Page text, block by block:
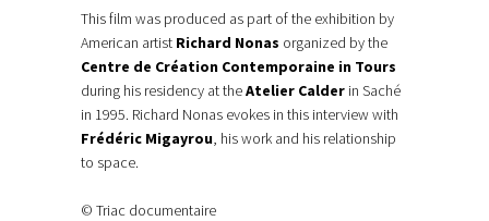
This film was produced as part of the exhibition by
American artist Richard Nonas organized by the
Centre de Création Contemporaine in Tours
during his residency at theAtelier Calder in Saché
in 1995. Richard Nonas evokes in this interview with
Frédéric Migayrou, his work and his relationship
to space.
© Triac documentaire